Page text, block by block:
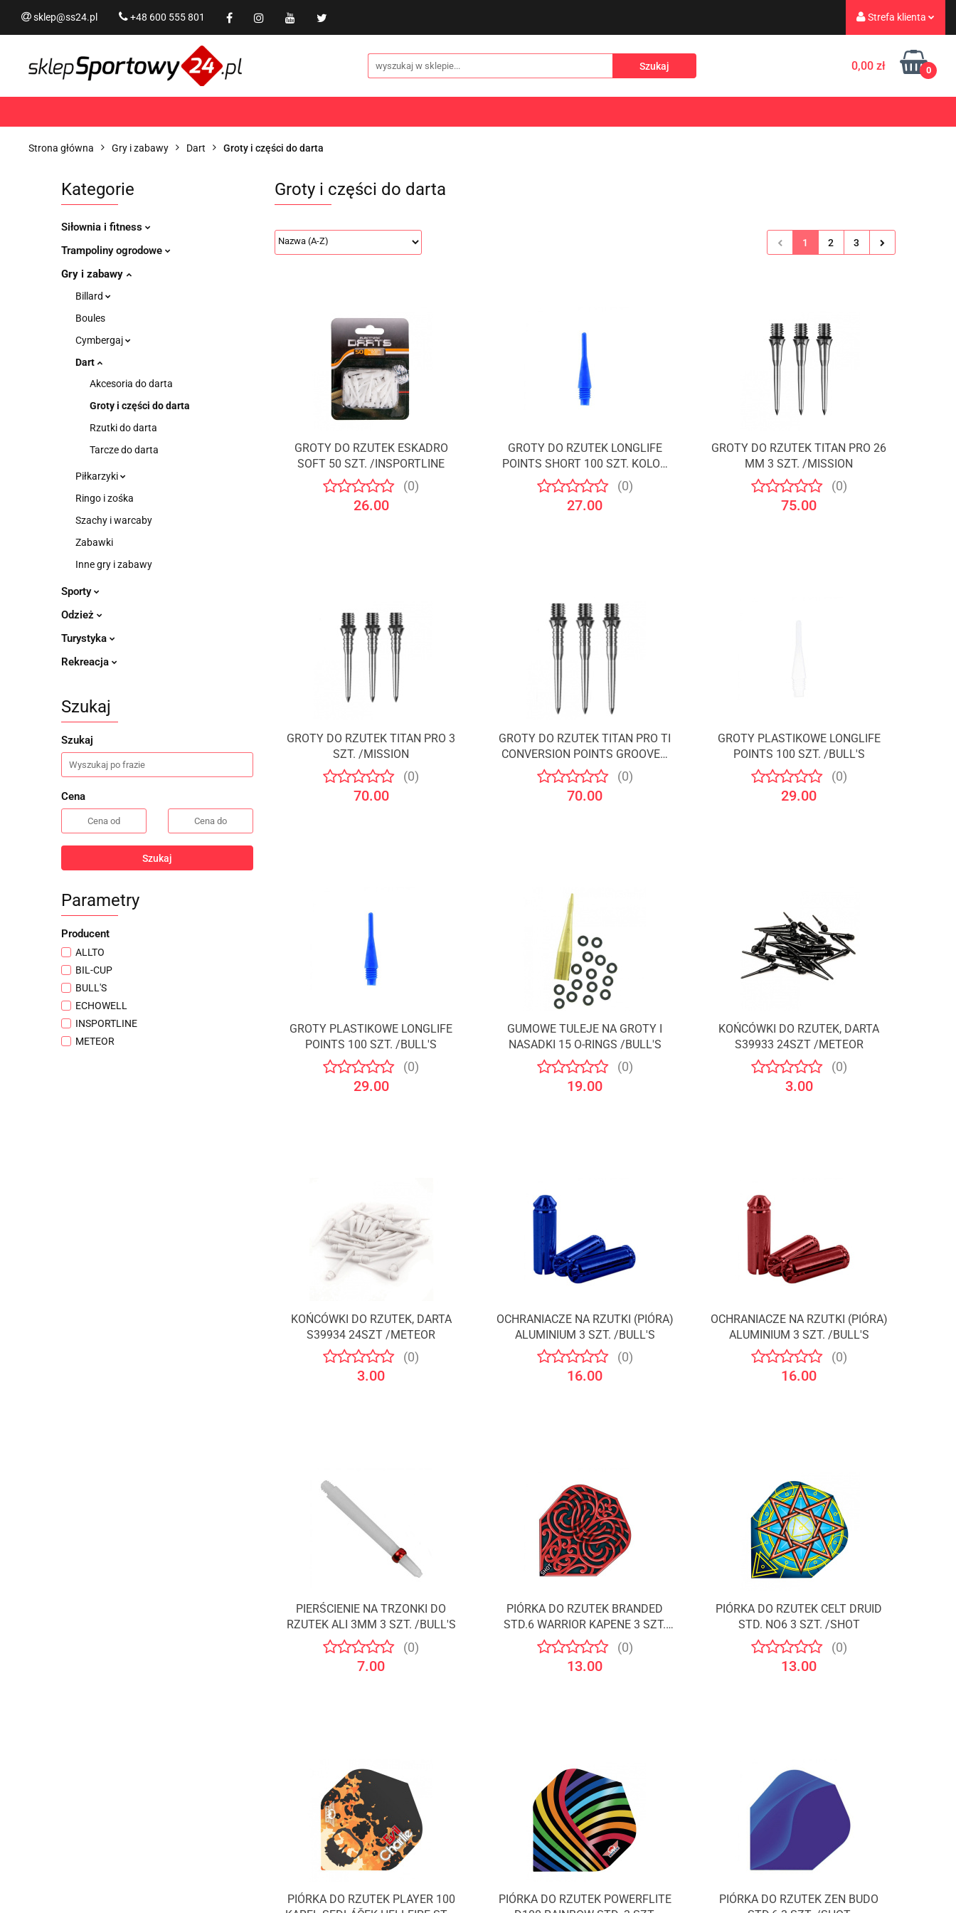
sklep@ss24.pl +48 600 555 801 Strefa klienta
Zaloguj się
Zarejestruj się
Dodaj zgłoszenie
0,00 zł 0
Siłownia i fitness Trampoliny i akcesoria
Rekreacja NOWOŚCI
Strona główna Gry i zabawy Dart Groty i części do darta
Kategorie
Siłownia i fitness
Trampoliny ogrodowe
Gry i zabawy
Billard
Boules
Cymbergaj
Dart
Akcesoria do darta
Groty i części do darta
Rzutki do darta
Tarcze do darta
Piłkarzyki
Ringo i zośka
Szachy i warcaby
Zabawki
Inne gry i zabawy
Sporty
Odzież
Turystyka
Rekreacja
Szukaj
Szukaj
Cena
Szukaj
Parametry
Producent
ALLTO
BIL-CUP
BULL'S
ECHOWELL
INSPORTLINE
METEOR
Groty i części do darta
1 2 3
GROTY DO RZUTEK ESKADRO
SOFT 50 SZT. /INSPORTLINE
(0)
26.00
GROTY DO RZUTEK LONGLIFE
POINTS SHORT 100 SZT. KOLOR
NIEBIESKI /BULL'S
(0)
27.00
GROTY DO RZUTEK TITAN PRO 26
MM 3 SZT. /MISSION
(0)
75.00
GROTY DO RZUTEK TITAN PRO 3
SZT. /MISSION
(0)
70.00
GROTY DO RZUTEK TITAN PRO TI
CONVERSION POINTS GROOVED
SILVER 30 MM 3 SZT. /MISSION
(0)
70.00
GROTY PLASTIKOWE LONGLIFE
POINTS 100 SZT. /BULL'S
(0)
29.00
GROTY PLASTIKOWE LONGLIFE
POINTS 100 SZT. /BULL'S
(0)
29.00
GUMOWE TULEJE NA GROTY I
NASADKI 15 O-RINGS /BULL'S
(0)
19.00
KOŃCÓWKI DO RZUTEK, DARTA
S39933 24SZT /METEOR
(0)
3.00
KOŃCÓWKI DO RZUTEK, DARTA
S39934 24SZT /METEOR
(0)
3.00
OCHRANIACZE NA RZUTKI (PIÓRA)
ALUMINIUM 3 SZT. /BULL'S
(0)
16.00
OCHRANIACZE NA RZUTKI (PIÓRA)
ALUMINIUM 3 SZT. /BULL'S
(0)
16.00
PIERŚCIENIE NA TRZONKI DO
RZUTEK ALI 3MM 3 SZT. /BULL'S
(0)
7.00
PIÓRKA DO RZUTEK BRANDED
STD.6 WARRIOR KAPENE 3 SZT.
/SHOT
(0)
13.00
PIÓRKA DO RZUTEK CELT DRUID
STD. NO6 3 SZT. /SHOT
(0)
13.00
PIÓRKA DO RZUTEK PLAYER 100
PIÓRKA DO RZUTEK POWERFLITE
PIÓRKA DO RZUTEK ZEN BUDO